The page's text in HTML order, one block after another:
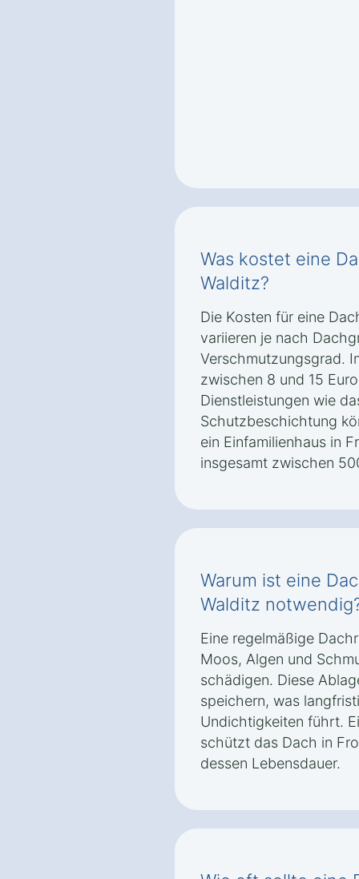
Was kostet eine
Walditz?
Die Kosten für eine
variieren je nach
Verschmutzungsgrad.
zwischen 8 und 15
Dienstleistungen wie
Schutzbeschichtung
ein Einfamilienhaus in
insgesamt zwischen
Warum ist eine
Walditz
Eine regelmäßige
Moos, Algen und
schädigen. Diese
speichern, was
Undichtigkeiten führt.
schützt das Dach in
dessen Lebensdauer.